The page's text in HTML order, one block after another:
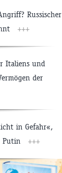
Russischer
+++
Italiens und
der
in Gefahr«,
Putin
+++